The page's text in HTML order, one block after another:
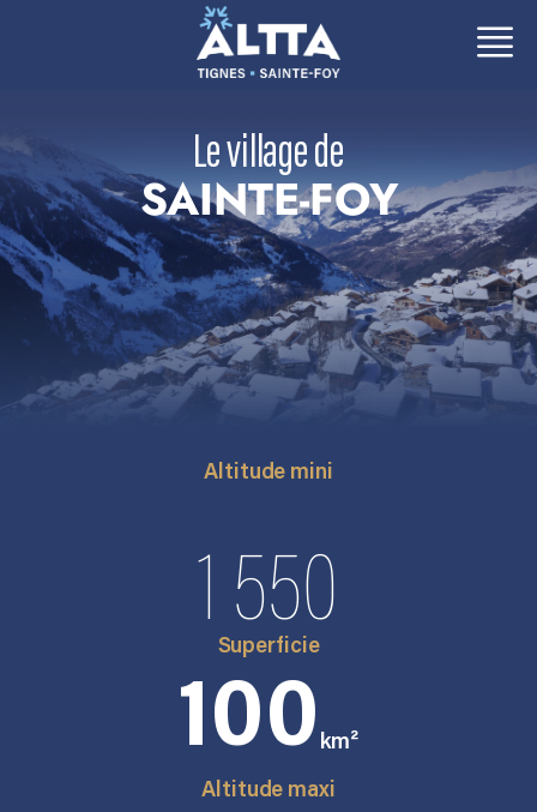
Le village de
SAINTE-FOY
Altitude mini
1 550
Superficie
100 km²
Altitude maxi